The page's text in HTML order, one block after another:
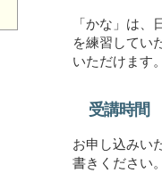
「かな」は
を練習してい
いただけます
受講時間
お申し込みい
書きください